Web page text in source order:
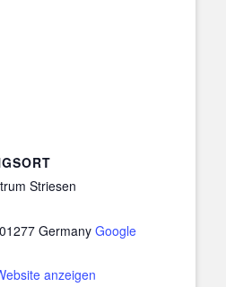
Striesen
01277 Germany Google
anzeigen